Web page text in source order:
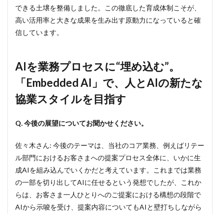
できる土壌を整備しました。この徹底した育成体制こそが、
高い活用率と大きな成果を生み出す原動力になっていると確
信しています。
AIを業務プロセスに“埋め込む”。
「Embedded AI」で、人とAIの新たな
協業スタイルを目指す
Q. 今後の展望についてお聞かせください。
佐々木さん: 今後のテーマは、当社のコア業務、例えばリテー
ル部門におけるお客さまへの提案プロセス全体に、いかに生
成AIを組み込んでいくかだと考えています。これまでは業務
の一部を切り出してAIに任せるという発想でしたが、これか
らは、お客さま一人ひとりへのご提案における構想の段階で
AIから示唆を受け、提案内容についてもAIと壁打ちしながら